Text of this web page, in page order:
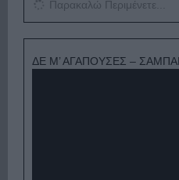
Παρακαλώ Περιμένετε...
ΔΕ Μ’ ΑΓΑΠΟΥΣΕΣ –